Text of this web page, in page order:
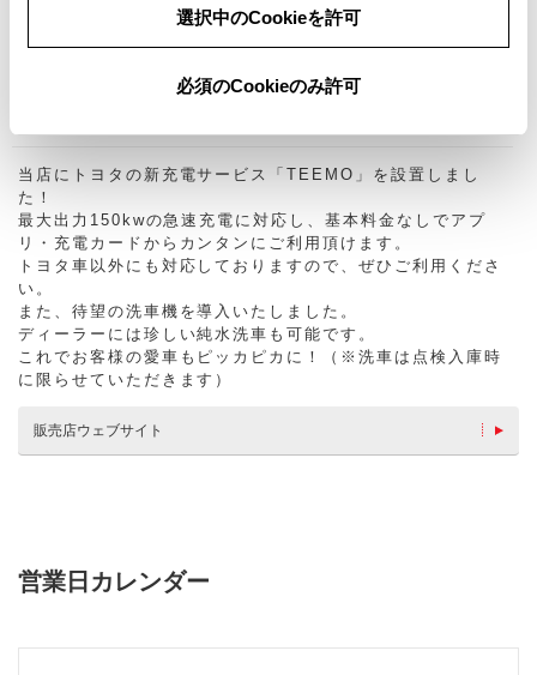
選択中のCookieを許可
必須のCookieのみ許可
Welcab STATION
USB・コンセントあり
当店にトヨタの新充電サービス「TEEMO」を設置しまし
た！
最大出力150kwの急速充電に対応し、基本料金なしでアプ
リ・充電カードからカンタンにご利用頂けます。
トヨタ車以外にも対応しておりますので、ぜひご利用くださ
い。
また、待望の洗車機を導入いたしました。
ディーラーには珍しい純水洗車も可能です。
これでお客様の愛車もピッカピカに！（※洗車は点検入庫時
に限らせていただきます）
販売店ウェブサイト
営業日カレンダー